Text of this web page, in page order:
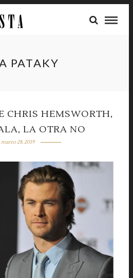
PATAKY
CHRIS HEMSWORTH,
LA OTRA NO
marzo 28, 2019